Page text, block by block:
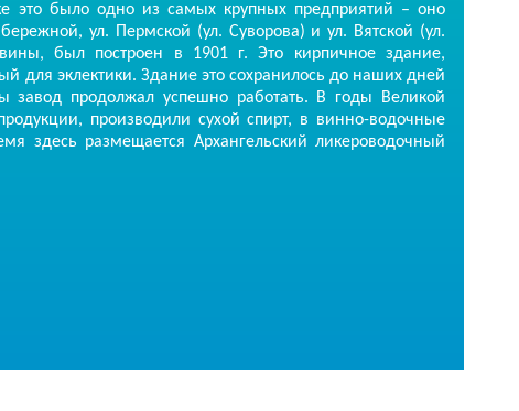
это было одно из самых крупных предприятий – оно
ул. Пермской (ул. Суворова) и ул. Вятской (ул.
был построен в 1901 г. Это кирпичное здание,
для эклектики. Здание это сохранилось до наших дней
продолжал успешно работать. В годы Великой
производили сухой спирт, в винно-водочные
здесь размещается Архангельский ликероводочный